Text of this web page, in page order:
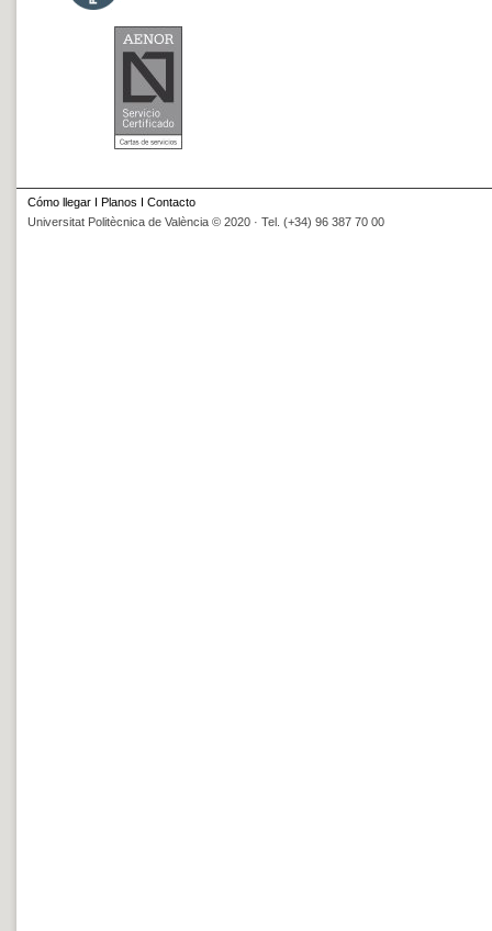
Cómo llegar I Planos I Contacto
Universitat Politècnica de València © 2020 · Tel. (+34) 96 387 70 00